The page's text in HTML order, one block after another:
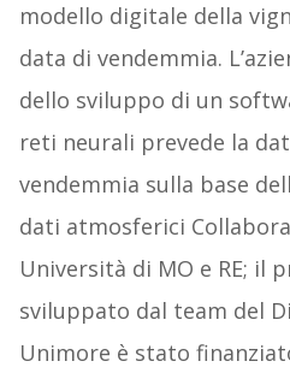
modello digitale della
data di vendemmia.
dello sviluppo di un
reti neurali prevede la
vendemmia sulla base
dati atmosferici
Università di MO e RE;
sviluppato dal team del
Unimore è stato